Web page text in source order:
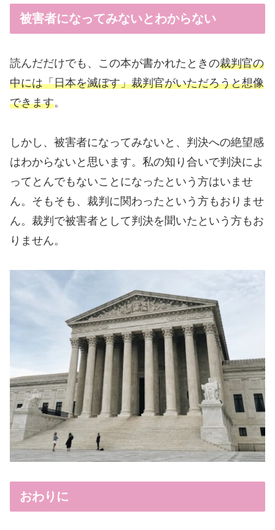
被害者になってみないとわからない
読んだだけでも、この本が書かれたときの裁判官の
中には「日本を滅ぼす」裁判官がいただろうと想像
できます。
しかし、被害者になってみないと、判決への絶望感
はわからないと思います。私の知り合いで判決によ
ってとんでもないことになったという方はいませ
ん。そもそも、裁判に関わったという方もおりませ
ん。裁判で被害者として判決を聞いたという方もお
りません。
おわりに